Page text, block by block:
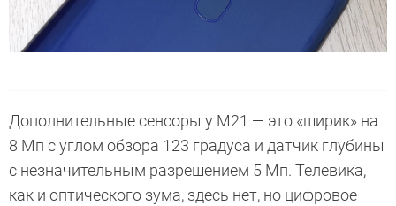
Дополнительные сенсоры у M21 — это «ширик» на
8 Мп с углом обзора 123 градуса и датчик глубины
с незначительным разрешением 5 Мп. Телевика,
как и оптического зума, здесь нет, но цифровое